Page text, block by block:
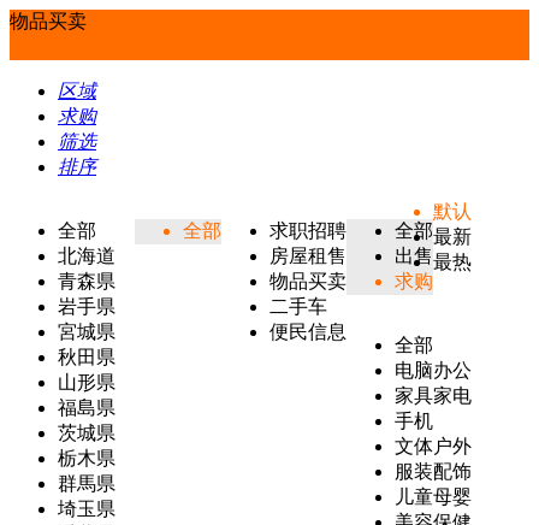
物品买卖
区域
求购
筛选
排序
全部
北海道
青森県
岩手県
宮城県
秋田県
山形県
福島県
茨城県
栃木県
群馬県
埼玉県
全部
求职招聘
房屋租售
物品买卖
二手车
便民信息
全部
出售
求购
全部
电脑办公
家具家电
手机
文体户外
服装配饰
儿童母婴
默认
最新
最热